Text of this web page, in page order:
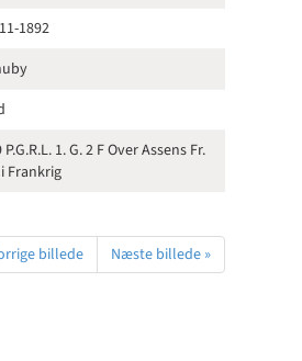
1892
P.G.R.L. 1. G. 2 F Over Assens Fr.
i Frankrig
billede Næste billede »